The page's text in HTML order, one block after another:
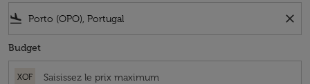
flight_land close
Budget
XOF